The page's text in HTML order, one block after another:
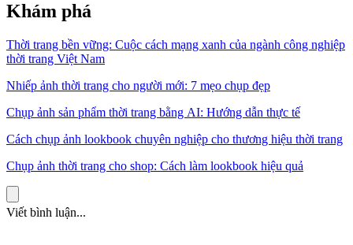
Khám phá
Thời trang bền vững: Cuộc cách mạng xanh của ngành công nghiệp
thời trang Việt Nam
Nhiếp ảnh thời trang cho người mới: 7 mẹo chụp đẹp
Chụp ảnh sản phẩm thời trang bằng AI: Hướng dẫn thực tế
Cách chụp ảnh lookbook chuyên nghiệp cho thương hiệu thời trang
Chụp ảnh thời trang cho shop: Cách làm lookbook hiệu quả
Viết bình luận...